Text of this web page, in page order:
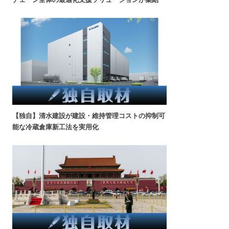
【独自】清水建設が建設・維持管理コストの抑制可
能な冷蔵倉庫新工法を実用化